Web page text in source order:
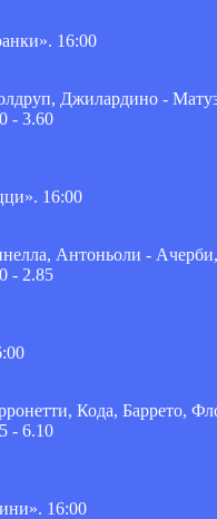
16:00
Джилардино -
- 3.60
16:00
Антоньоли -
- 2.85
Кода, Баррето,
- 6.10
16:00